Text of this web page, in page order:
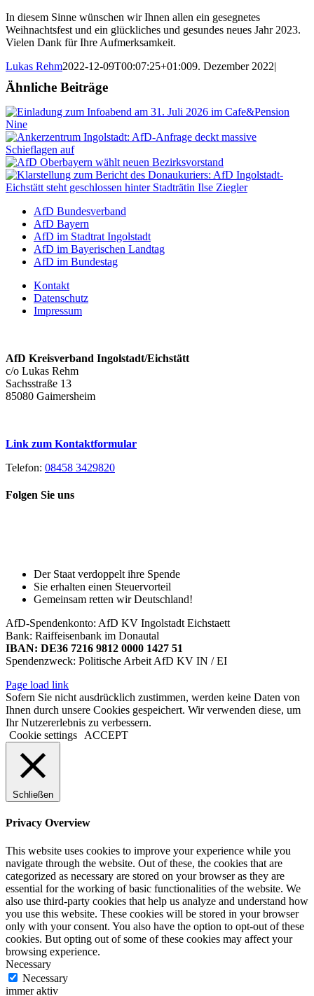
In diesem Sinne wünschen wir Ihnen allen ein gesegnetes
Weihnachtsfest und ein glückliches und gesundes neues Jahr 2023.
Vielen Dank für Ihre Aufmerksamkeit.
Lukas Rehm2022-12-09T00:07:25+01:009. Dezember 2022|
Ähnliche Beiträge
AfD Bundesverband
AfD Bayern
AfD im Stadtrat Ingolstadt
AfD im Bayerischen Landtag
AfD im Bundestag
Kontakt
Datenschutz
Impressum
AfD Kreisverband Ingolstadt/Eichstätt
c/o Lukas Rehm
Sachsstraße 13
85080 Gaimersheim
Link zum Kontaktformular
Telefon: 08458 3429820
Folgen Sie uns
Der Staat verdoppelt ihre Spende
Sie erhalten einen Steuervorteil
Gemeinsam retten wir Deutschland!
AfD-Spendenkonto: AfD KV Ingolstadt Eichstaett
Bank: Raiffeisenbank im Donautal
IBAN: DE36 7216 9812 0000 1427 51
Spendenzweck: Politische Arbeit AfD KV IN / EI
Page load link
Sofern Sie nicht ausdrücklich zustimmen, werden keine Daten von
Ihnen durch unsere Cookies gespeichert. Wir verwenden diese, um
Ihr Nutzererlebnis zu verbessern.
Cookie settings
ACCEPT
Schließen
Privacy Overview
This website uses cookies to improve your experience while you
navigate through the website. Out of these, the cookies that are
categorized as necessary are stored on your browser as they are
essential for the working of basic functionalities of the website. We
also use third-party cookies that help us analyze and understand how
you use this website. These cookies will be stored in your browser
only with your consent. You also have the option to opt-out of these
cookies. But opting out of some of these cookies may affect your
browsing experience.
Necessary
Necessary
immer aktiv